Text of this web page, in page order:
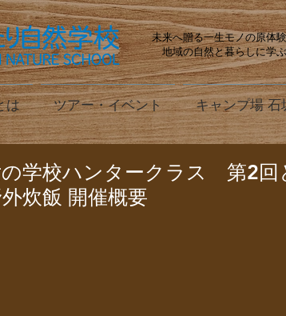
未来へ贈る一生モノの原体
地域の自然と暮らしに学
は ツアー・イベント キャンプ場 石
学校ハンタークラス 第2回
炊飯 開催概要